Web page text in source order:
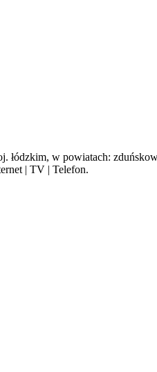
w powiatach:
| TV | Telefon.